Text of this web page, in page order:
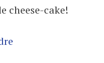
cheese-cake!